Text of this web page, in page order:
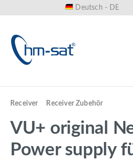
Deutsch - DE
Receiver Receiver Zubehör
VU+ original
Power supply